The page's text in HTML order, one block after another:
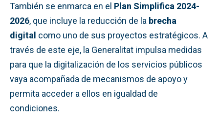
También se enmarca en el Plan Simplifica 2024-
2026, que incluye la reducción de la brecha
digital como uno de sus proyectos estratégicos. A
través de este eje, la Generalitat impulsa medidas
para que la digitalización de los servicios públicos
vaya acompañada de mecanismos de apoyo y
permita acceder a ellos en igualdad de
condiciones.